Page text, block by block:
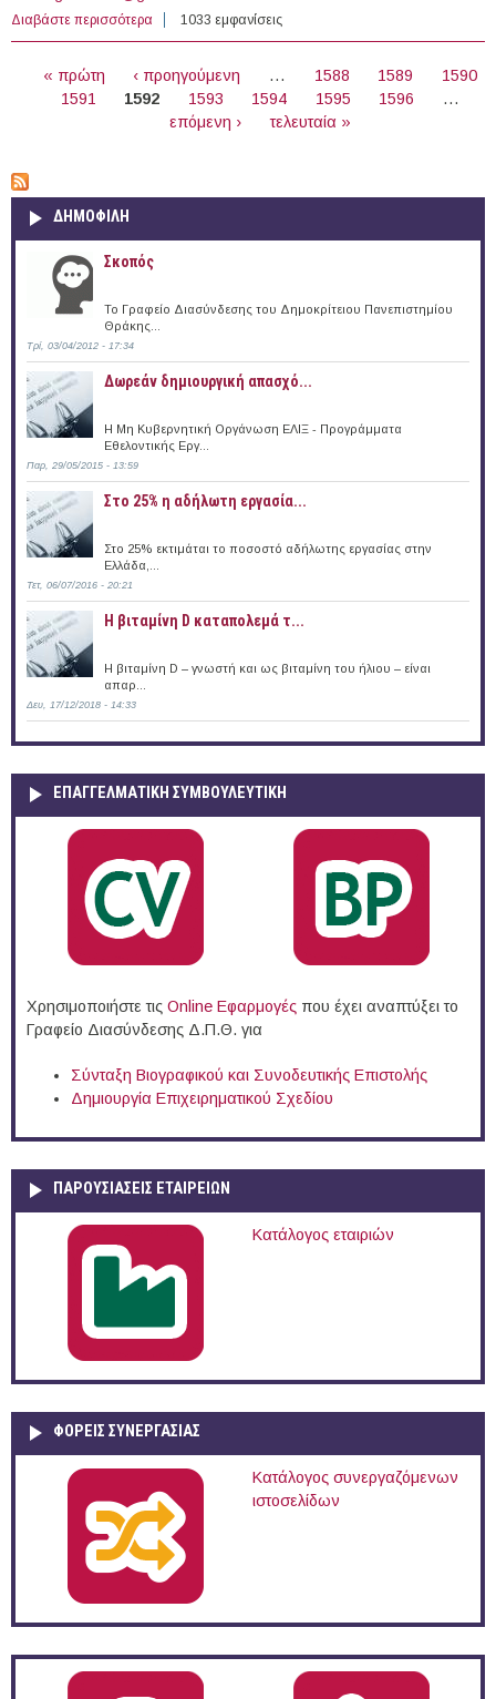
Διαβάστε περισσότερα για Θέσεις εργασίας Μηχανικών στην Ελλάδα
1033 εμφανίσεις
« πρώτη ‹ προηγούμενη … 1588 1589
1590
1591
1592 1593 1594 1595 1596
…
επόμενη ›
τελευταία »
ΔΗΜΟΦΙΛΗ
Σκοπός
Το Γραφείο Διασύνδεσης του Δημοκρίτειου Πανεπιστημίου
Θράκης...
Τρί, 03/04/2012 - 17:34
Δωρεάν δημιουργική απασχό...
Η Μη Κυβερνητική Οργάνωση ΕΛΙΞ - Προγράμματα
Εθελοντικής Εργ...
Παρ, 29/05/2015 - 13:59
Στο 25% η αδήλωτη εργασία...
Στο 25% εκτιμάται το ποσοστό αδήλωτης εργασίας στην
Ελλάδα,...
Τετ, 06/07/2016 - 20:21
Η βιταμίνη D καταπολεμά τ...
Η βιταμίνη D – γνωστή και ως βιταμίνη του ήλιου – είναι
απαρ...
Δευ, 17/12/2018 - 14:33
ΕΠΑΓΓΕΛΜΑΤΙΚΉ ΣΥΜΒΟΥΛΕΥΤΙΚΉ
Χρησιμοποιήστε τις Online Eφαρμογές που έχει αναπτύξει το
Γραφείο Διασύνδεσης Δ.Π.Θ. για
Σύνταξη Βιογραφικού και Συνοδευτικής Επιστολής
Δημιουργία Επιχειρηματικού Σχεδίου
ΠΑΡΟΥΣΙΆΣΕΙΣ ΕΤΑΙΡΕΙΏΝ
Κατάλογος εταιριών
ΦΟΡΕΙΣ ΣΥΝΕΡΓΑΣΙΑΣ
Κατάλογος συνεργαζόμενων
ιστοσελίδων